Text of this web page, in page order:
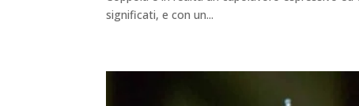
significati, e con un...